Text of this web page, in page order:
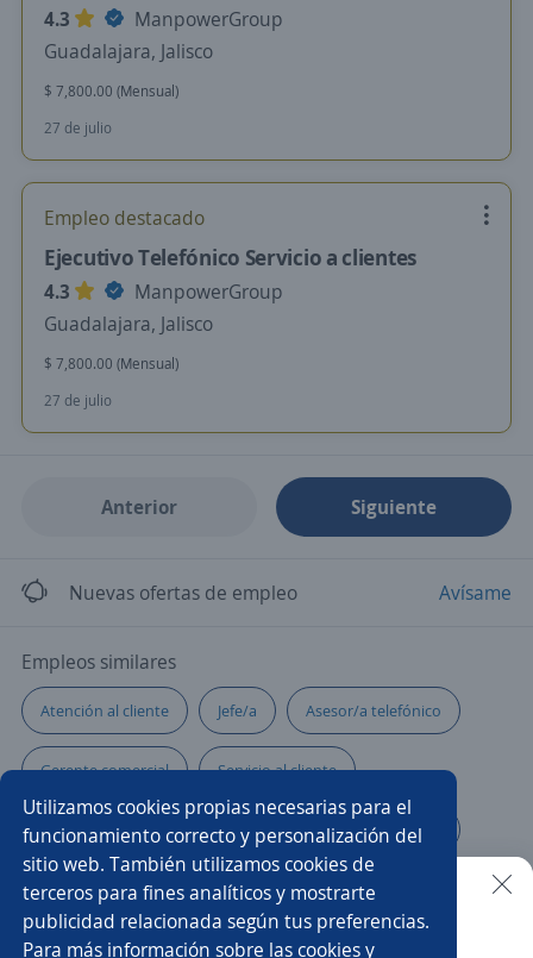
Utilizamos cookies propias necesarias para el
funcionamiento correcto y personalización del
sitio web. También utilizamos cookies de
terceros para fines analíticos y mostrarte
publicidad relacionada según tus preferencias.
Para más información sobre las cookies y
4.3
ManpowerGroup
Guadalajara, Jalisco
$ 7,800.00 (Mensual)
27 de julio
Empleo destacado
Ejecutivo Telefónico Servicio a clientes
4.3
ManpowerGroup
Guadalajara, Jalisco
$ 7,800.00 (Mensual)
27 de julio
Anterior Siguiente
Nuevas ofertas de empleo Avísame
Empleos similares
Atención al cliente Jefe/a Asesor/a telefónico
Gerente comercial Servicio al cliente
Ejecutivo de crédito Técnico/a Chófer ventas
Promotor/a eventual Subgerente
Asesor de servicio Asesor/a financiero
Buscar es más fácil en la app